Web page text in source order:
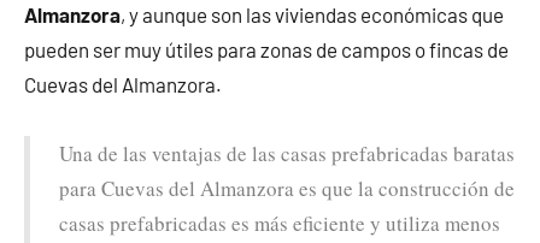
Almanzora, y aunque son las viviendas económicas que
pueden ser muy útiles para zonas de campos o fincas de
Cuevas del Almanzora.
Una de las ventajas de las casas prefabricadas baratas
para Cuevas del Almanzora es que la construcción de
casas prefabricadas es más eficiente y utiliza menos